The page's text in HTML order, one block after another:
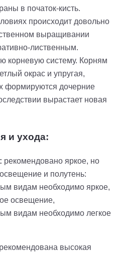
в початок-кисть.
происходит довольно
выращивании
лиственным.
корневую систему. Корням
окрас и упругая,
формируются дочерние
вырастает новая
и ухода:
рекомендовано яркое, но
и полутень:
видам необходимо яркое,
освещение,
видам необходимо легкое
высокая